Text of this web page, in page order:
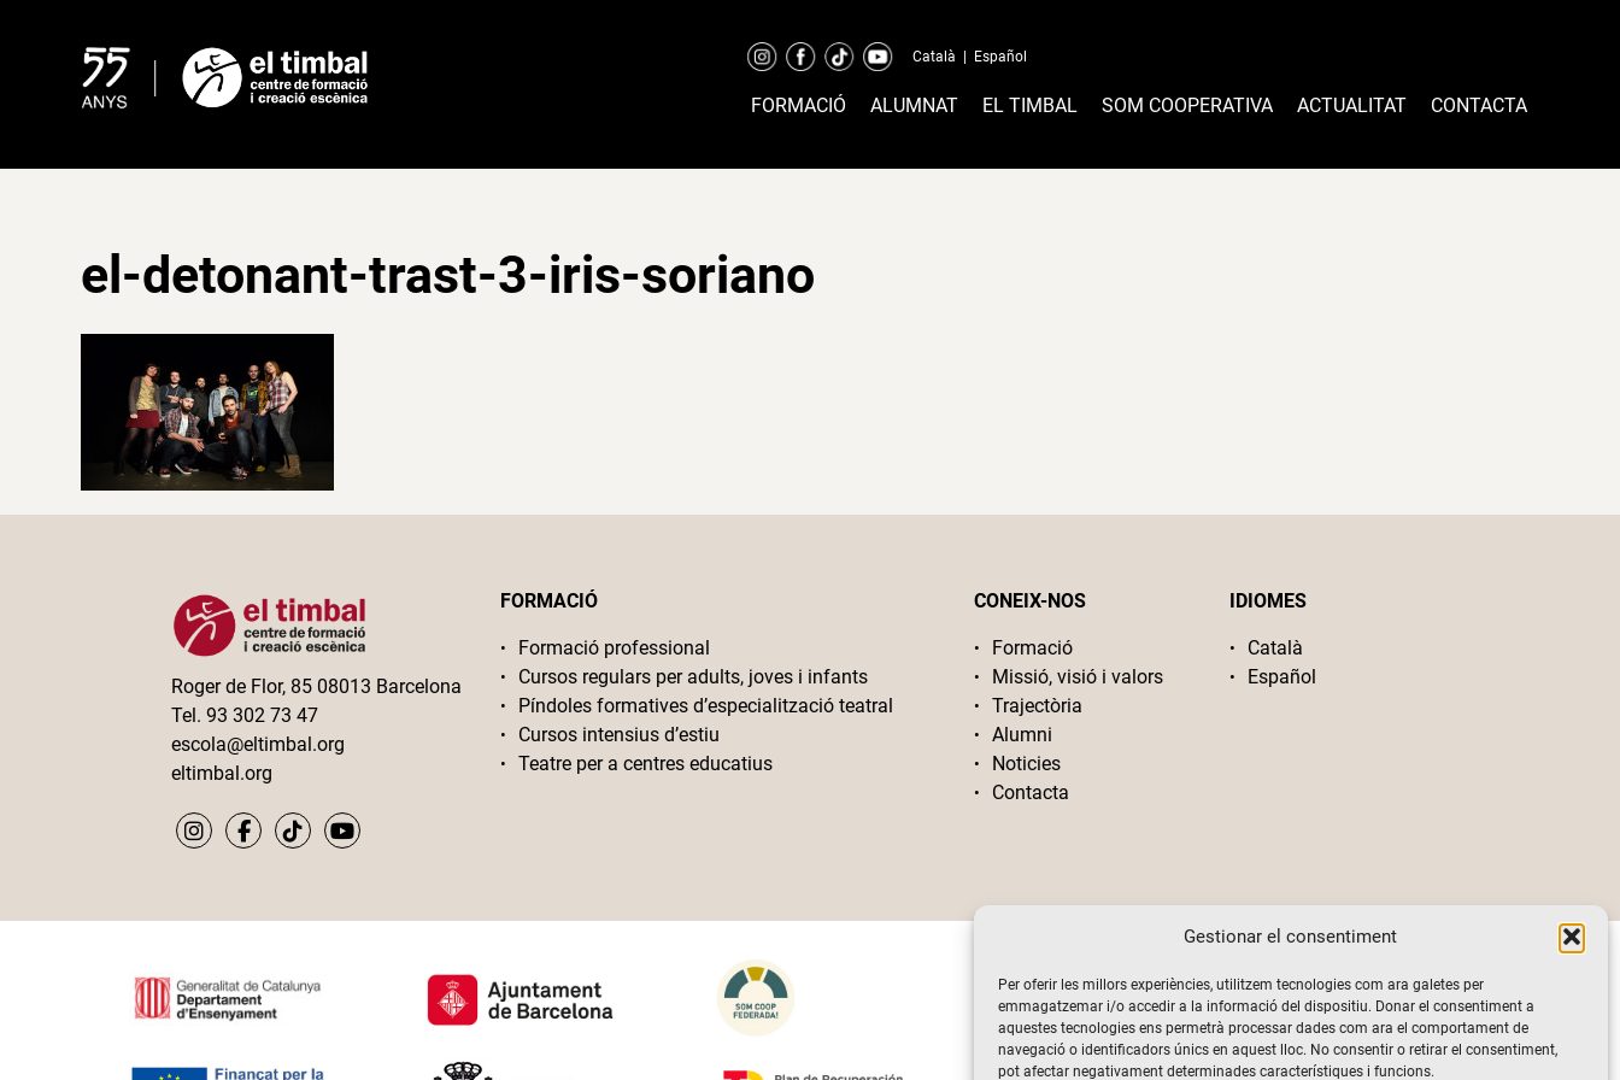
Gestionar el consentiment
Per oferir les millors experiències, utilitzem tecnologies com ara galetes per
emmagatzemar i/o accedir a la informació del dispositiu. Donar el consentiment a
aquestes tecnologies ens permetrà processar dades com ara el comportament de
navegació o identificadors únics en aquest lloc. No consentir o retirar el consentiment,
pot afectar negativament determinades característiques i funcions.
Català Español
FORMACIÓ ALUMNAT EL TIMBAL SOM COOPERATIVA ACTUALITAT CONTACTA
el-detonant-trast-3-iris-soriano
Roger de Flor, 85 08013 Barcelona
Tel. 93 302 73 47
escola@eltimbal.org
eltimbal.org
FORMACIÓ
Formació professional
Cursos regulars per adults, joves i infants
Píndoles formatives d’especialització teatral
Cursos intensius d’estiu
Teatre per a centres educatius
CONEIX-NOS
Formació
Missió, visió i valors
Trajectòria
Alumni
Noticies
Contacta
IDIOMES
Català
Español